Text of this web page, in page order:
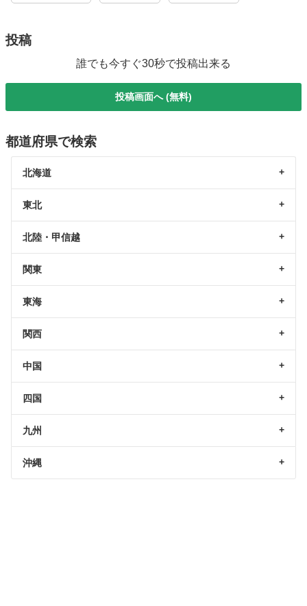
投稿
誰でも今すぐ30秒で投稿出来る
投稿画面へ (無料)
都道府県で検索
北海道
東北
北陸・甲信越
関東
東海
関西
中国
四国
九州
沖縄